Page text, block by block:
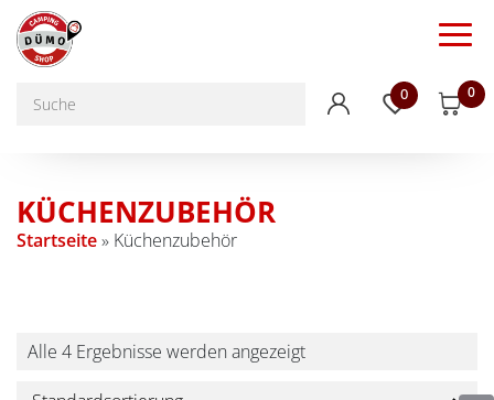
0 0
KÜCHENZUBEHÖR
Startseite» Küchenzubehör
Alle 4 Ergebnisse werden angezeigt